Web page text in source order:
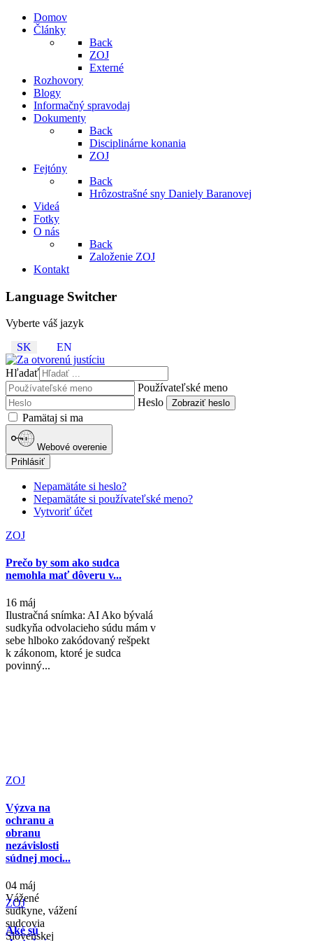
Domov
Články
Back
ZOJ
Externé
Rozhovory
Blogy
Informačný spravodaj
Dokumenty
Back
Disciplinárne konania
ZOJ
Fejtóny
Back
Hrôzostrašné sny Daniely Baranovej
Videá
Fotky
O nás
Back
Založenie ZOJ
Kontakt
Language Switcher
Vyberte váš jazyk
SK
EN
Hľadať
Používateľské meno
Heslo
Zobraziť heslo
Pamätaj si ma
Webové overenie
Prihlásiť
Nepamätáte si heslo?
Nepamätáte si používateľské meno?
Vytvoriť účet
ZOJ
Prečo by som ako sudca
nemohla mať dôveru v...
16 máj
Ilustračná snímka: AI Ako bývalá
sudkyňa odvolacieho súdu mám v
sebe hlboko zakódovaný rešpekt
k zákonom, ktoré je sudca
povinný...
ZOJ
Výzva na
ochranu a
obranu
nezávislosti
súdnej moci...
04 máj
Vážené
sudkyne, vážení
sudcovia
Slovenskej
ZOJ
Aké sú